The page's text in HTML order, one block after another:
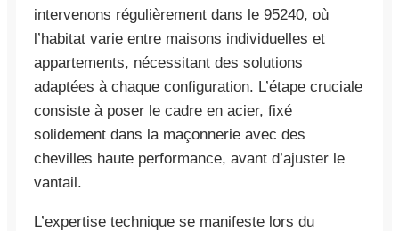
intervenons régulièrement dans le 95240, où
l’habitat varie entre maisons individuelles et
appartements, nécessitant des solutions
adaptées à chaque configuration. L’étape cruciale
consiste à poser le cadre en acier, fixé
solidement dans la maçonnerie avec des
chevilles haute performance, avant d’ajuster le
vantail.
L’expertise technique se manifeste lors du